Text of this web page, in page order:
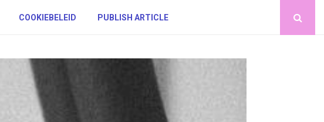
COOKIEBELEID PUBLISH ARTICLE